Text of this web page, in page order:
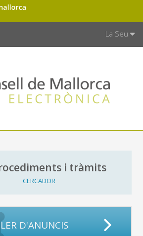
La Seu
i tràmits
CERCADOR
D'ANUNCIS